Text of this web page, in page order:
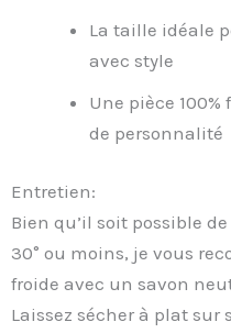
La taille idéale
avec style
Une pièce
de personnalité
Entretien:
Bien qu’il soit possible
30° ou moins, je vous
froide avec un savon
Laissez sécher à plat sur